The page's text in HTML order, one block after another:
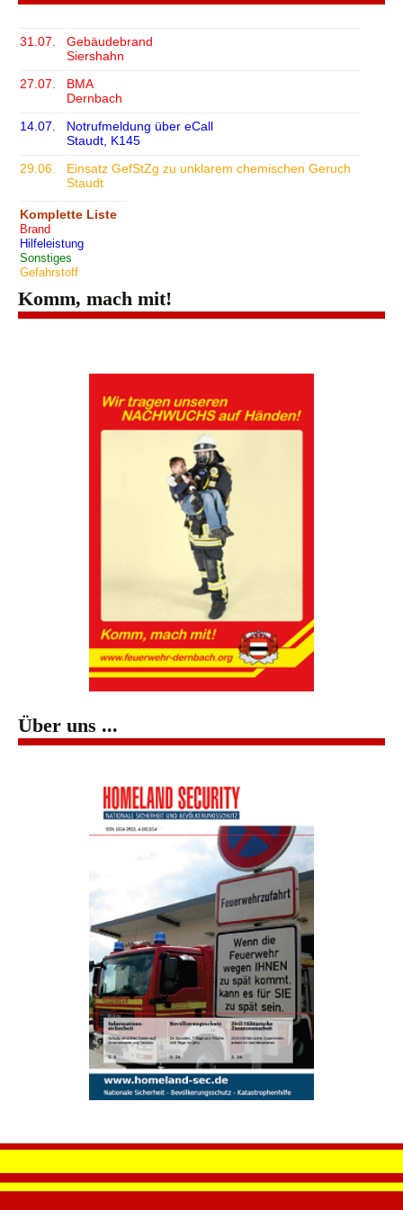
31.07.
Gebäudebrand
Siershahn
27.07.
BMA
Dernbach
14.07.
Notrufmeldung über eCall
Staudt, K145
29.06.
Einsatz GefStZg zu unklarem chemischen Geruch
Staudt
Komplette Liste
Brand
Hilfeleistung
Sonstiges
Gefahrstoff
Komm, mach mit!
Über uns ...